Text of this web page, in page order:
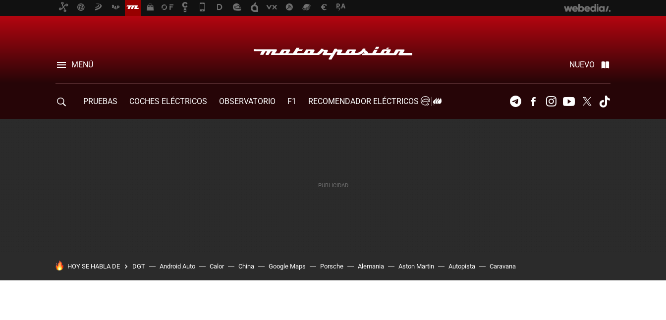
MENÚ NUEVO
PRUEBAS COCHES ELÉCTRICOS OBSERVATORIO F1
RECOMENDADOR ELÉCTRICOS
TelegramFacebookInstagramYoutubeTwitter
HOY SE HABLA DE DGT Android Auto Calor China Google Maps Porsche Alemania Aston Martin Autopista Caravana